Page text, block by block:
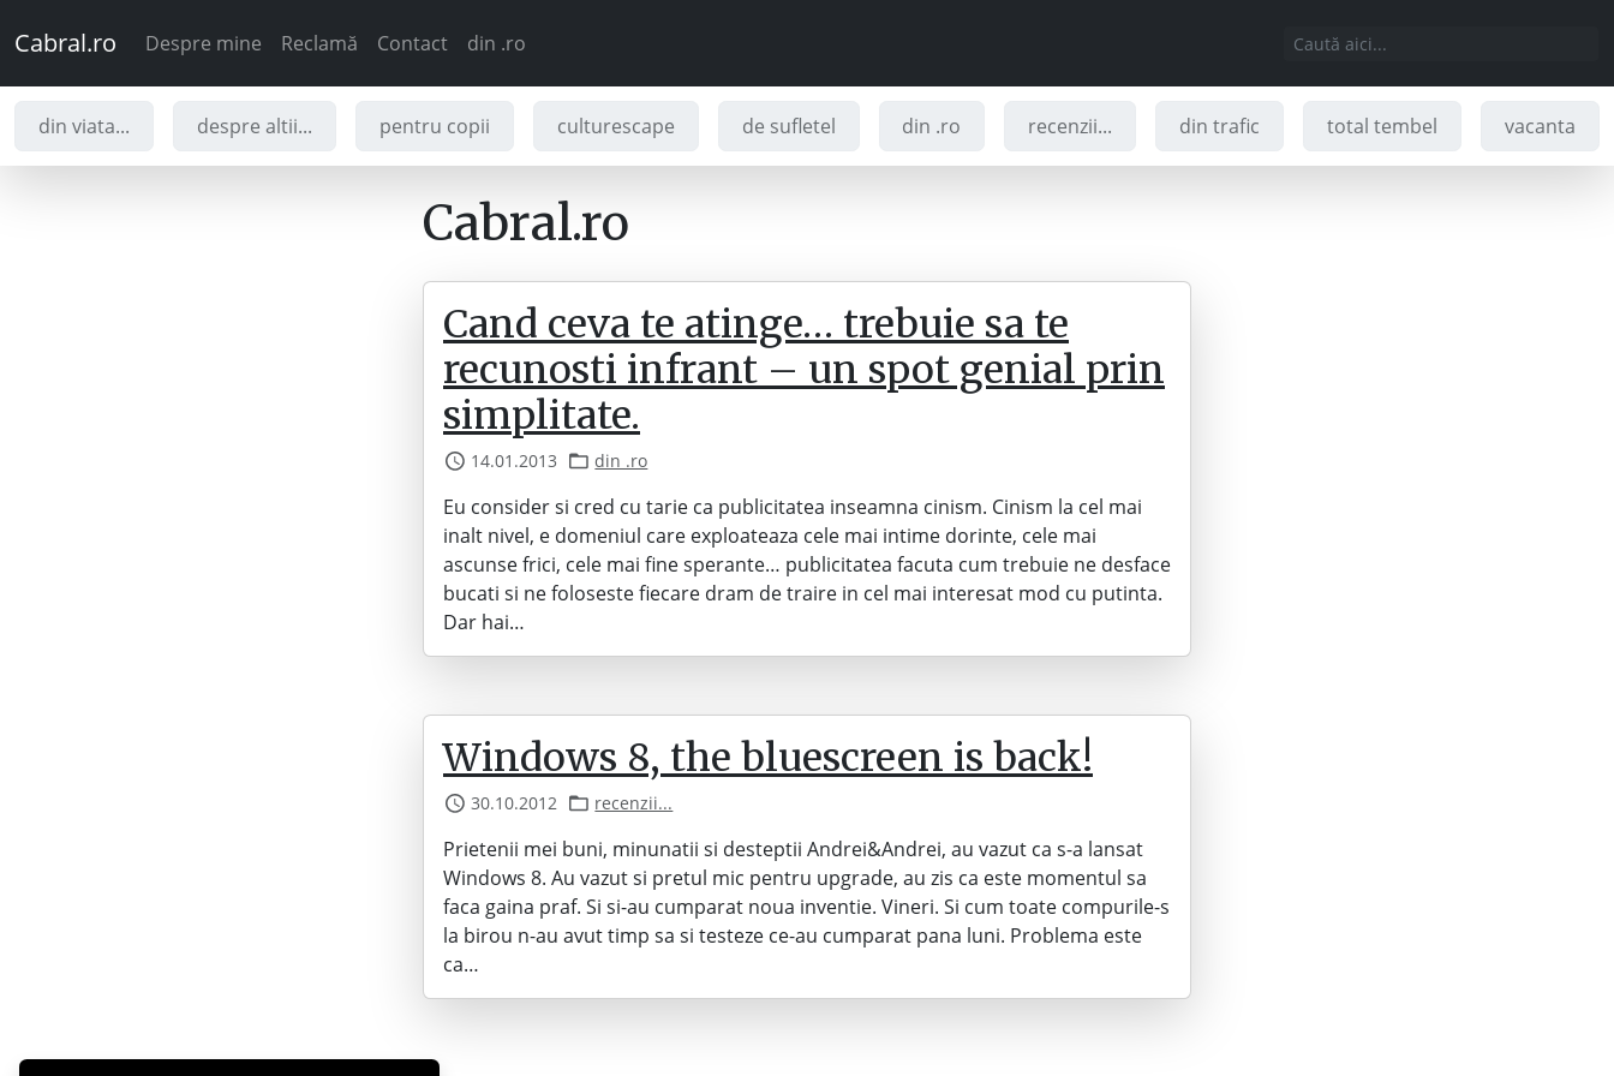
Cabral.ro Despre mine Reclamă Contact din .ro
din viata... despre altii... pentru copii culturescape de sufletel din .ro recenzii... din trafic total tembel vacanta
Cabral.ro
Cand ceva te atinge… trebuie sa te
recunosti infrant – un spot genial prin
simplitate.
14.01.2013 din .ro
Eu consider si cred cu tarie ca publicitatea inseamna cinism. Cinism la cel mai
inalt nivel, e domeniul care exploateaza cele mai intime dorinte, cele mai
ascunse frici, cele mai fine sperante… publicitatea facuta cum trebuie ne desface
bucati si ne foloseste fiecare dram de traire in cel mai interesat mod cu putinta.
Dar hai…
Windows 8, the bluescreen is back!
30.10.2012 recenzii...
Prietenii mei buni, minunatii si desteptii Andrei&Andrei, au vazut ca s-a lansat
Windows 8. Au vazut si pretul mic pentru upgrade, au zis ca este momentul sa
faca gaina praf. Si si-au cumparat noua inventie. Vineri. Si cum toate compurile-s
la birou n-au avut timp sa si testeze ce-au cumparat pana luni. Problema este
ca…